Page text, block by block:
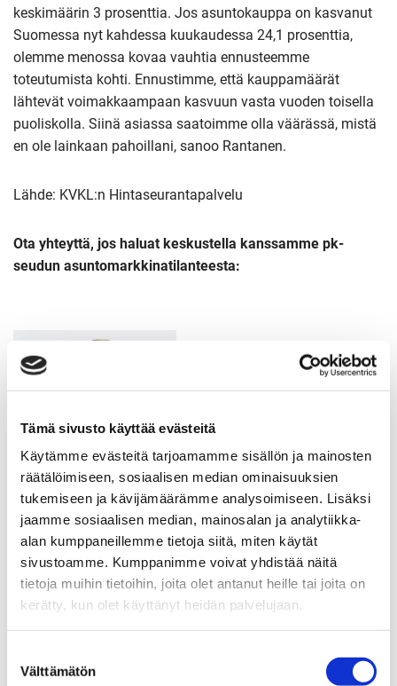
Tämä sivusto käyttää evästeitä
Käytämme evästeitä tarjoamamme sisällön ja mainosten
räätälöimiseen, sosiaalisen median ominaisuuksien
tukemiseen ja kävijämäärämme analysoimiseen. Lisäksi
jaamme sosiaalisen median, mainosalan ja analytiikka-
alan kumppaneillemme tietoja siitä, miten käytät
sivustoamme. Kumppanimme voivat yhdistää näitä
tietoja muihin tietoihin, joita olet antanut heille tai joita on
kerätty, kun olet käyttänyt heidän palvelujaan.
valinta
Välttämätön
keskimäärin 3 prosenttia. Jos asuntokauppa on kasvanut
Suomessa nyt kahdessa kuukaudessa 24,1 prosenttia,
olemme menossa kovaa vauhtia ennusteemme
toteutumista kohti. Ennustimme, että kauppamäärät
lähtevät voimakkaampaan kasvuun vasta vuoden toisella
puoliskolla. Siinä asiassa saatoimme olla väärässä, mistä
en ole lainkaan pahoillani, sanoo Rantanen.
Lähde: KVKL:n Hintaseurantapalvelu
Ota yhteyttä, jos haluat keskustella kanssamme pk-
seudun asuntomarkkinatilanteesta:
JUKKA RANTANEN
Toimitusjohtaja, eMBA, LKV, kiinteistöneuvos
jukka.rantanen@spkoti.fi